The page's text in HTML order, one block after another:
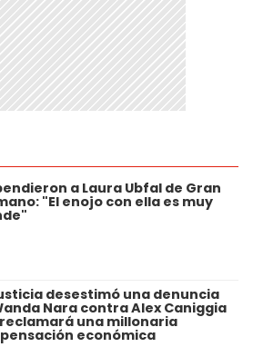
a Laura Ubfal de Gran
"El enojo con ella es muy
desestimó una denuncia
Nara contra Alex Caniggia
una millonaria
económica